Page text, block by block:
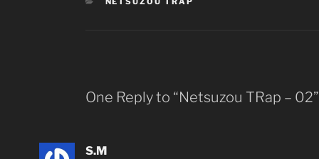
One Reply to “Netsuzou TRap – 02”
S.M